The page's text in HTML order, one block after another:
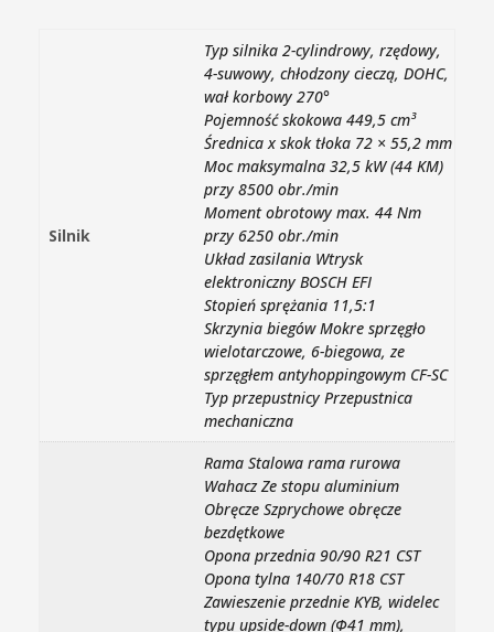
Silnik
Typ silnika 2-cylindrowy, rzędowy,
4-suwowy, chłodzony cieczą, DOHC,
wał korbowy 270°
Pojemność skokowa 449,5 cm³
Średnica x skok tłoka 72 × 55,2 mm
Moc maksymalna 32,5 kW (44 KM)
przy 8500 obr./min
Moment obrotowy max. 44 Nm
przy 6250 obr./min
Układ zasilania Wtrysk
elektroniczny BOSCH EFI
Stopień sprężania 11,5:1
Skrzynia biegów Mokre sprzęgło
wielotarczowe, 6-biegowa, ze
sprzęgłem antyhoppingowym CF-SC
Typ przepustnicy Przepustnica
mechaniczna
Rama Stalowa rama rurowa
Wahacz Ze stopu aluminium
Obręcze Szprychowe obręcze
bezdętkowe
Opona przednia 90/90 R21 CST
Opona tylna 140/70 R18 CST
Zawieszenie przednie KYB, widelec
typu upside-down (Φ41 mm),